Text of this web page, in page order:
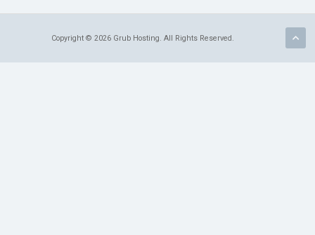
Copyright © 2026 Grub Hosting. All Rights Reserved.